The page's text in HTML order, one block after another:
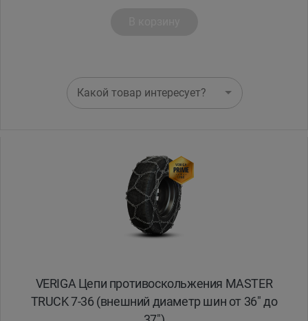
Какой товар интересует?
VERIGA Цепи противоскольжения MASTER
TRUCK 7-36 (внешний диаметр шин от 36" до